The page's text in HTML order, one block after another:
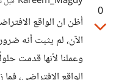
0
أظن ان الواقع
الآن، لم يثبت أنه
وعملنا لأنها قدمت